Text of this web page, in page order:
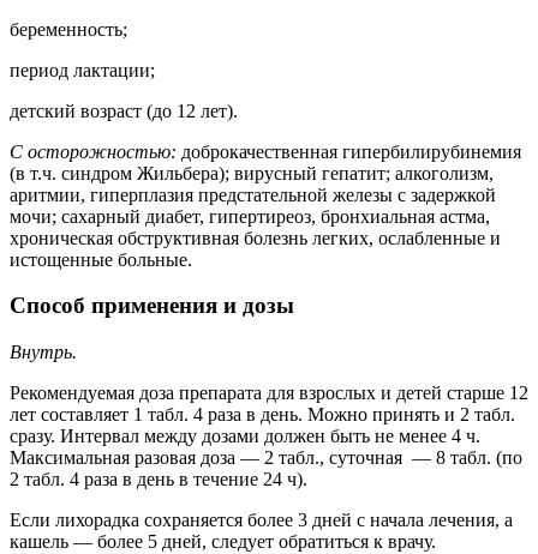
беременность;
период лактации;
детский возраст (до 12 лет).
С осторожностью: доброкачественная гипербилирубинемия
(в т.ч. синдром Жильбера); вирусный гепатит; алкоголизм,
аритмии, гиперплазия предстательной железы с задержкой
мочи; сахарный диабет, гипертиреоз, бронхиальная астма,
хроническая обструктивная болезнь легких, ослабленные и
истощенные больные.
Способ применения и дозы
Внутрь.
Рекомендуемая доза препарата для взрослых и детей старше 12
лет составляет 1 табл. 4 раза в день. Можно принять и 2 табл.
сразу. Интервал между дозами должен быть не менее 4 ч.
Максимальная разовая доза — 2 табл., суточная — 8 табл. (по
2 табл. 4 раза в день в течение 24 ч).
Если лихорадка сохраняется более 3 дней с начала лечения, а
кашель — более 5 дней, следует обратиться к врачу.